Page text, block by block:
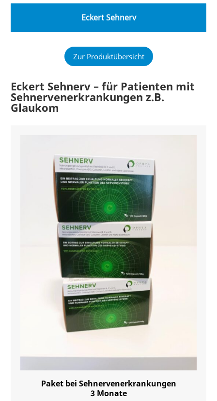
Eckert Sehnerv
Zur Produktübersicht
Eckert Sehnerv – für Patienten mit
Sehnervenerkrankungen z.B.
Glaukom
Paket bei Sehnervenerkrankungen
3 Monate